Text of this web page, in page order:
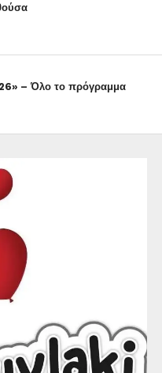
– Όλο το πρόγραμμα